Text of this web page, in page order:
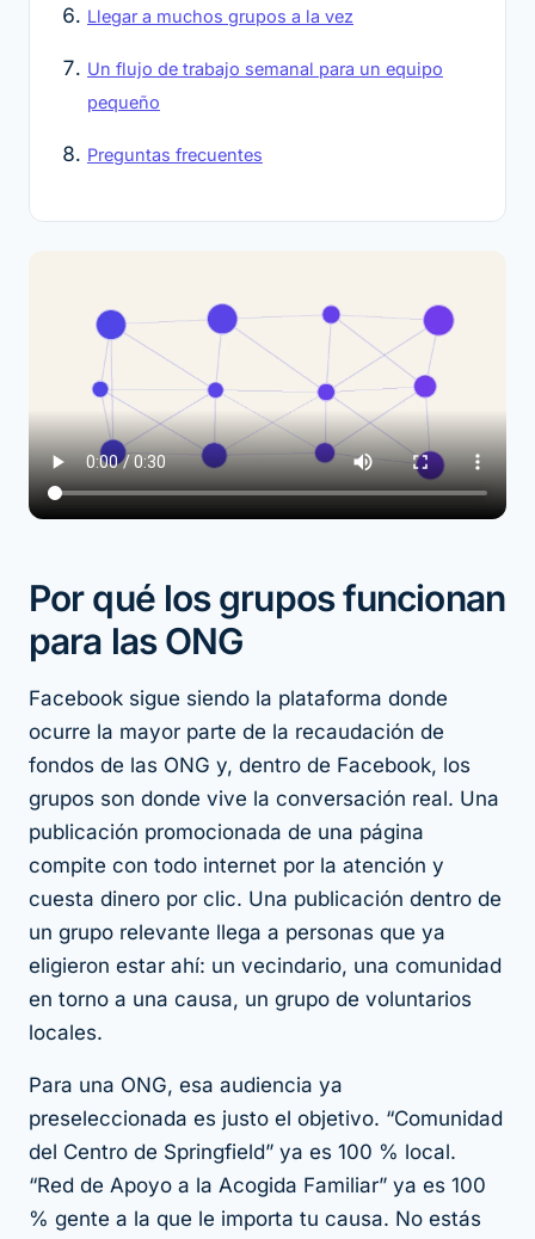
Llegar a muchos grupos a la vez
Un flujo de trabajo semanal para un equipo
pequeño
Preguntas frecuentes
Por qué los grupos funcionan
para las ONG
Facebook sigue siendo la plataforma donde
ocurre la mayor parte de la recaudación de
fondos de las ONG y, dentro de Facebook, los
grupos son donde vive la conversación real. Una
publicación promocionada de una página
compite con todo internet por la atención y
cuesta dinero por clic. Una publicación dentro de
un grupo relevante llega a personas que ya
eligieron estar ahí: un vecindario, una comunidad
en torno a una causa, un grupo de voluntarios
locales.
Para una ONG, esa audiencia ya
preseleccionada es justo el objetivo. “Comunidad
del Centro de Springfield” ya es 100 % local.
“Red de Apoyo a la Acogida Familiar” ya es 100
% gente a la que le importa tu causa. No estás